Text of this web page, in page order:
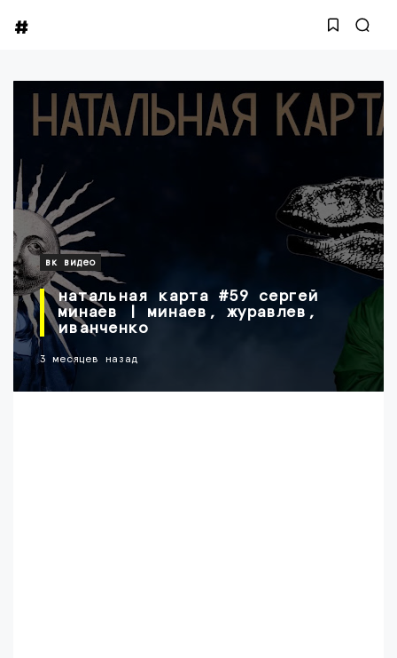
вк видео
натальная карта #59 сергей
минаев | минаев, журавлев,
иванченко
3 месяцев назад